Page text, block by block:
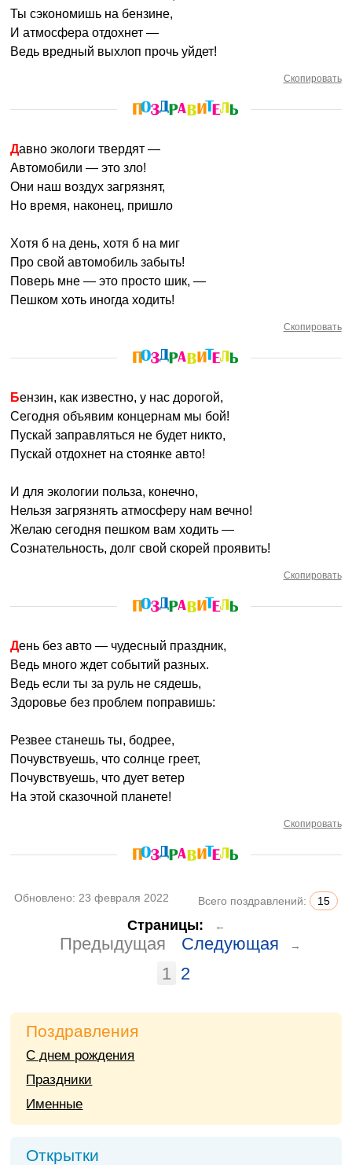
Ты сэкономишь на бензине,
И атмосфера отдохнет —
Ведь вредный выхлоп прочь уйдет!
Скопировать
Давно экологи твердят —
Автомобили — это зло!
Они наш воздух загрязнят,
Но время, наконец, пришло
Хотя б на день, хотя б на миг
Про свой автомобиль забыть!
Поверь мне — это просто шик, —
Пешком хоть иногда ходить!
Скопировать
Бензин, как известно, у нас дорогой,
Сегодня объявим концернам мы бой!
Пускай заправляться не будет никто,
Пускай отдохнет на стоянке авто!
И для экологии польза, конечно,
Нельзя загрязнять атмосферу нам вечно!
Желаю сегодня пешком вам ходить —
Сознательность, долг свой скорей проявить!
Скопировать
День без авто — чудесный праздник,
Ведь много ждет событий разных.
Ведь если ты за руль не сядешь,
Здоровье без проблем поправишь:
Резвее станешь ты, бодрее,
Почувствуешь, что солнце греет,
Почувствуешь, что дует ветер
На этой сказочной планете!
Скопировать
Обновлено: 23 февраля 2022 Всего поздравлений: 15
Страницы: ←
Предыдущая Следующая →
1 2
Поздравления
С днем рождения
Праздники
Именные
Открытки